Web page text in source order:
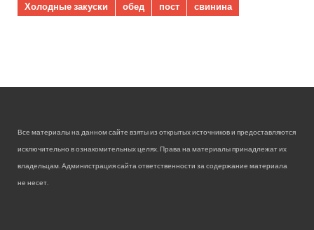
Холодные закуски
обед пост свинина
Все материалы на данном сайте взяты из открытых источников и предоставляются
исключительно в ознакомительных целях. Права на материалы принадлежат их
владельцам. Администрация сайта ответственности за содержание материала
не несет.